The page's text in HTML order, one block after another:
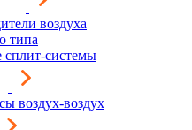
воздуха
типа
системы
воздух-воздух